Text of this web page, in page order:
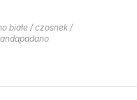
białe / czosnek /